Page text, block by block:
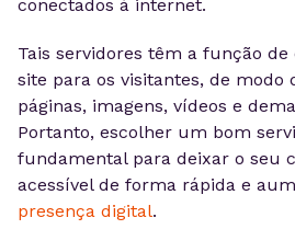
conectados à internet.
Tais servidores têm a função
site para os visitantes, de modo
páginas, imagens, vídeos e
Portanto, escolher um bom
fundamental para deixar o seu
acessível de forma rápida e
presença digital.